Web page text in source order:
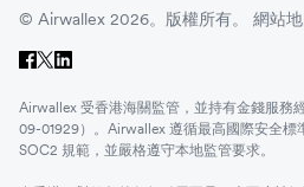
© Airwallex 2026。版權所有。 網站
Airwallex 受香港海關監管，並持有金錢服務
09-01929）。Airwallex 遵循最高國際安全標
SOC2 規範，並嚴格遵守本地監管要求。